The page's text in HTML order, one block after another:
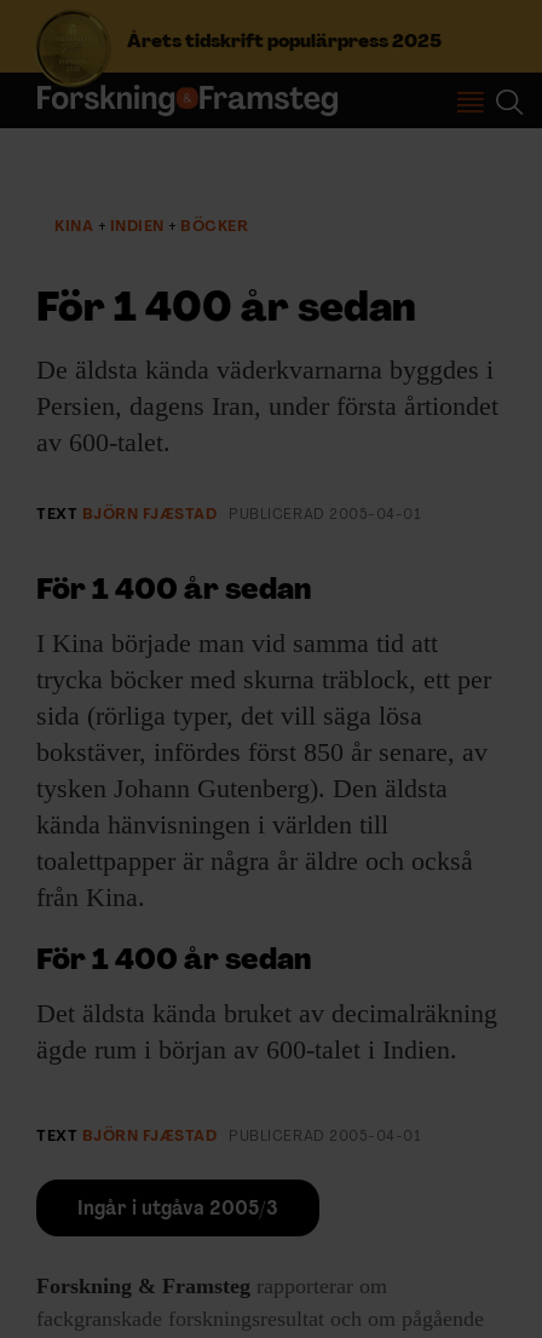
Årets tidskrift populärpress 2025
S
f
r
Logga in
NYHETSBREV
EVENEMANG & RESOR
SHOP
KONTAKTA F&F
SKRIV I F&F
PRENUMERERA PÅ F&F
ANNONSERA I F&F
OM F&F
KINA INDIEN BÖCKER
För 1 400 år sedan
De äldsta kända väderkvarnarna byggdes i
Persien, dagens Iran, under första årtiondet
av 600-talet.
TEXT BJÖRN FJÆSTAD PUBLICERAD 2005-04-01
För 1 400 år sedan
I Kina började man vid samma tid att
trycka böcker med skurna träblock, ett per
sida (rörliga typer, det vill säga lösa
bokstäver, infördes först 850 år senare, av
tysken Johann Gutenberg). Den äldsta
kända hänvisningen i världen till
toalettpapper är några år äldre och också
från Kina.
För 1 400 år sedan
Det äldsta kända bruket av decimalräkning
ägde rum i början av 600-talet i Indien.
TEXT BJÖRN FJÆSTAD PUBLICERAD 2005-04-01
Ingår i utgåva 2005/3
Forskning & Framsteg rapporterar om
fackgranskade forskningsresultat och om pågående